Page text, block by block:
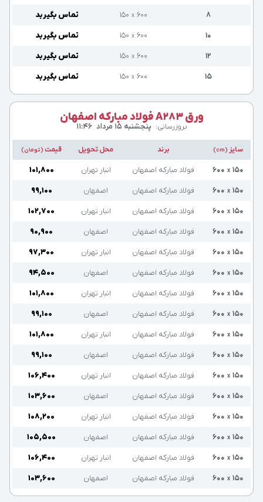
۸ ۶۰۰ x ۱۵۰ تماس بگیرید
۱۰ ۶۰۰ x ۱۵۰ تماس بگیرید
۱۲ ۶۰۰ x ۱۵۰ تماس بگیرید
۱۵ ۶۰۰ x ۱۵۰ تماس بگیرید
ورق A283 فولاد مبارکه اصفهان
بروزرسانی: پنجشنبه ۱۵ مرداد ۱۱:۴۶
سایز (cm) برند محل تحویل قیمت (تومان)
۱۵۰ x ۶۰۰ فولاد مبارکه اصفهان انبار تهران ۱۰۱,۸۰۰
۱۵۰ x ۶۰۰ فولاد مبارکه اصفهان اصفهان ۹۹,۱۰۰
۱۵۰ x ۶۰۰ فولاد مبارکه اصفهان انبار تهران ۱۰۲,۷۰۰
۱۵۰ x ۶۰۰ فولاد مبارکه اصفهان اصفهان ۹۰,۹۰۰
۱۵۰ x ۶۰۰ فولاد مبارکه اصفهان انبار تهران ۹۷,۳۰۰
۱۵۰ x ۶۰۰ فولاد مبارکه اصفهان اصفهان ۹۴,۵۰۰
۱۵۰ x ۶۰۰ فولاد مبارکه اصفهان انبار تهران ۱۰۱,۸۰۰
۱۵۰ x ۶۰۰ فولاد مبارکه اصفهان اصفهان ۹۹,۱۰۰
۱۵۰ x ۶۰۰ فولاد مبارکه اصفهان انبار تهران ۱۰۱,۸۰۰
۱۵۰ x ۶۰۰ فولاد مبارکه اصفهان اصفهان ۹۹,۱۰۰
۱۵۰ x ۶۰۰ فولاد مبارکه اصفهان انبار تهران ۱۰۶,۴۰۰
۱۵۰ x ۶۰۰ فولاد مبارکه اصفهان اصفهان ۱۰۳,۶۰۰
۱۵۰ x ۶۰۰ فولاد مبارکه اصفهان انبار تهران ۱۰۸,۲۰۰
۱۵۰ x ۶۰۰ فولاد مبارکه اصفهان اصفهان ۱۰۵,۵۰۰
۱۵۰ x ۶۰۰ فولاد مبارکه اصفهان انبار تهران ۱۰۶,۴۰۰
۱۵۰ x ۶۰۰ فولاد مبارکه اصفهان اصفهان ۱۰۳,۶۰۰